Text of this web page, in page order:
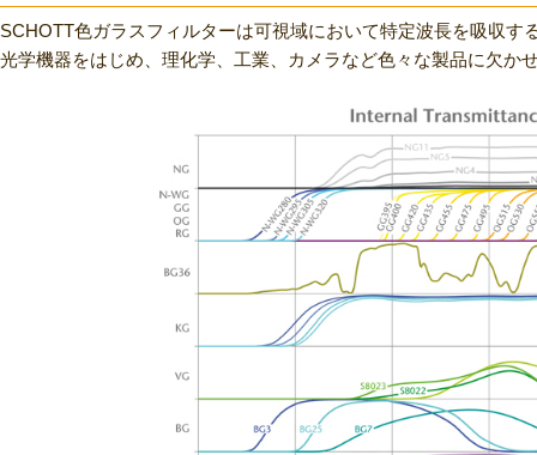
SCHOTT色ガラスフィルターは可視域において特定波長を吸収す
光学機器をはじめ、理化学、工業、カメラなど色々な製品に欠か